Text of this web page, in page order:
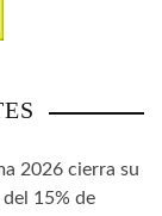
2026 cierra su
15% de